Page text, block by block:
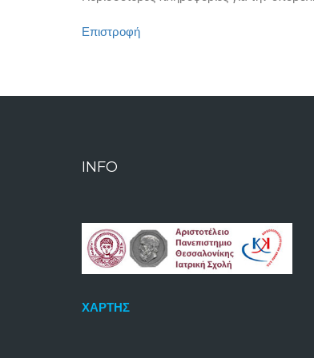
Επιστροφή
INFO
ΧΆΡΤΗΣ